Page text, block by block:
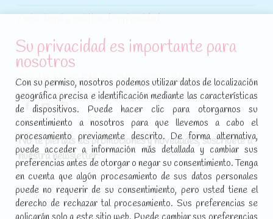
Política de cookies
SÍGUENOS EN REDES SOCIALES
Encuéntranos en:
Facebook
page
opens
in
new
window
YouTube
page
opens
in
new
window
Instagram
page
opens
in
new
window
No te pierdas las promociones y novedades, suscríbete a
nuestra newsletter:
[sibwp_form id=1]
Su privacidad es importante para
nosotros
Con su permiso, nosotros podemos utilizar datos de localización
geográfica precisa e identificación mediante las características
de dispositivos. Puede hacer clic para otorgarnos su
consentimiento a nosotros para que llevemos a cabo el
procesamiento previamente descrito. De forma alternativa,
puede acceder a información más detallada y cambiar sus
preferencias antes de otorgar o negar su consentimiento. Tenga
en cuenta que algún procesamiento de sus datos personales
puede no requerir de su consentimiento, pero usted tiene el
derecho de rechazar tal procesamiento. Sus preferencias se